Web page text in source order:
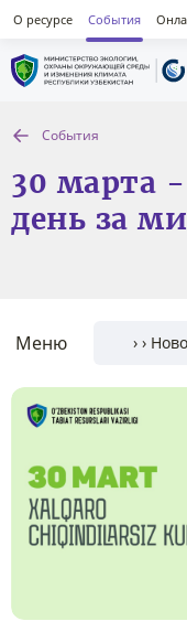
О ресурсе События
События
30 марта
день за
Меню